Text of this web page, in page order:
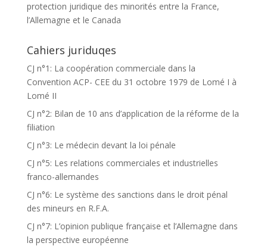
protection juridique des minorités entre la France,
l’Allemagne et le Canada
Cahiers juriduqes
CJ n°1: La coopération commerciale dans la
Convention ACP- CEE du 31 octobre 1979 de Lomé I à
Lomé II
CJ n°2: Bilan de 10 ans d’application de la réforme de la
filiation
CJ n°3: Le médecin devant la loi pénale
CJ n°5: Les relations commerciales et industrielles
franco-allemandes
CJ n°6: Le système des sanctions dans le droit pénal
des mineurs en R.F.A.
CJ n°7: L’opinion publique française et l’Allemagne dans
la perspective européenne